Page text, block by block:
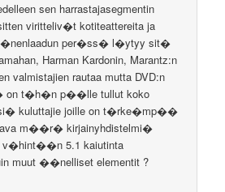
sen harrastajasegmentin
viritteliv�t kotiteattereita ja
per�ss� l�ytyy sit�
Harman Kardonin, Marantz:n
valmistajien rautaa mutta DVD:n
on t�h�n p��lle tullut koko
kuluttajie joille on t�rke�mp��
m��r� kirjainyhdistelmi�
v�hint��n 5.1 kaiutinta
muut ��nelliset elementit ?